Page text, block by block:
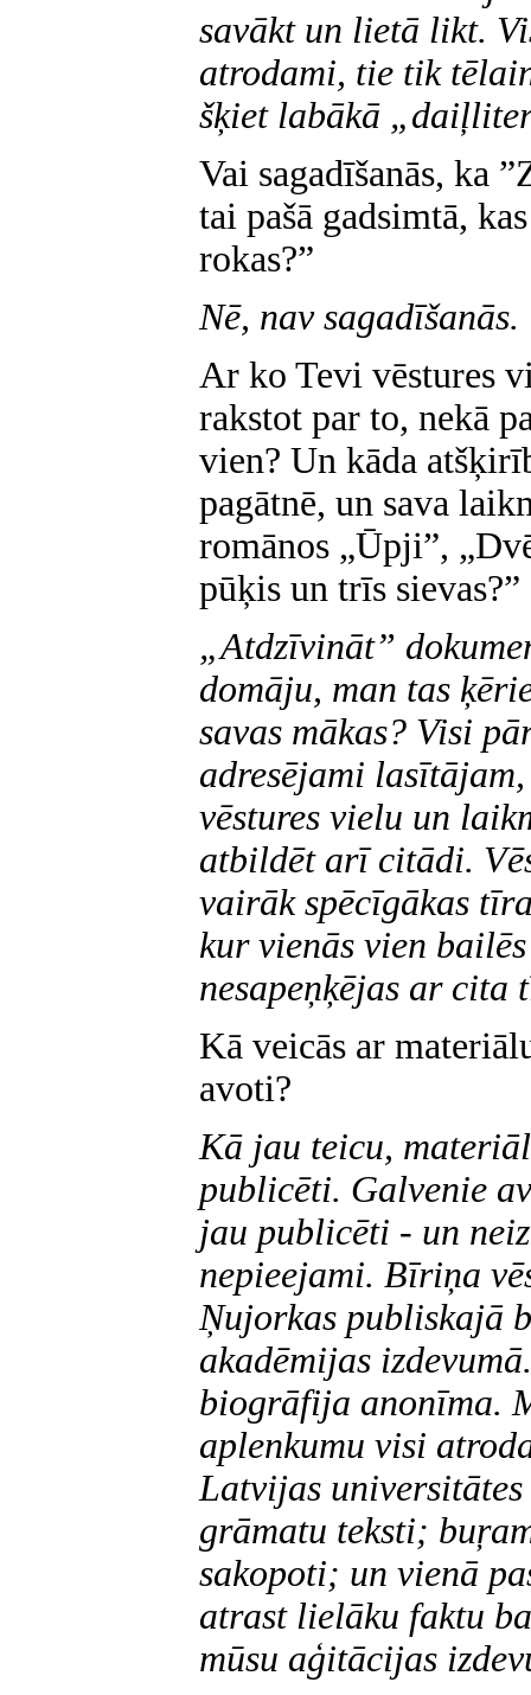
savākt un lietā likt.
atrodami, tie tik
šķiet labākā
Vai sagadīšanās, ka
tai pašā gadsimtā,
rokas?”
Nē, nav sagadīšanās.
Ar ko Tevi vēstures
rakstot par to, nekā
vien? Un kāda
pagātnē, un sava
romānos „Ūpji”,
pūķis un trīs sievas?”
„Atdzīvināt”
domāju, man tas
savas mākas? Visi
adresējami
vēstures vielu un
atbildēt arī citādi.
vairāk spēcīgākas
kur vienās vien
nesapeņķējas ar cita
Kā veicās ar
avoti?
Kā jau teicu,
publicēti. Galvenie
jau publicēti - un
nepieejami. Bīriņa
Ņujorkas publiskajā
akadēmijas
biogrāfija anonīma.
aplenkumu visi
Latvijas
grāmatu teksti;
sakopoti; un vienā
atrast lielāku faktu
mūsu aģitācijas